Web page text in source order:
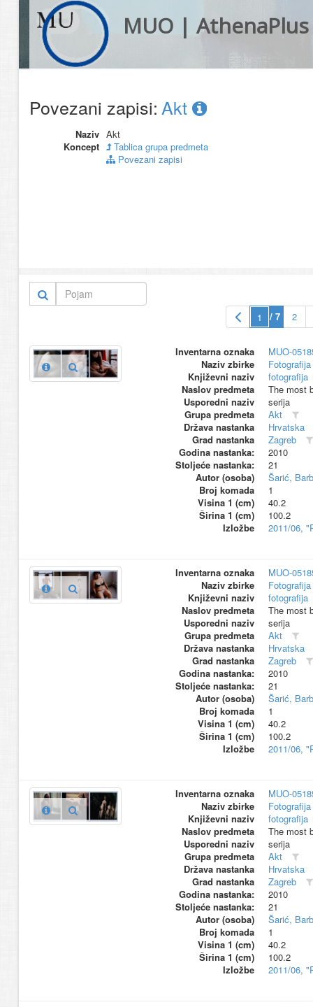
MUO | AthenaPlus
Povezani zapisi: Akt
Naziv Akt
Koncept
Tablica grupa predmeta
Povezani zapisi
/ 7 2
Inventarna oznaka
MUO-
Naziv zbirke
Književni naziv
fotografija
Naslov predmeta
The most
Usporedni naziv
serija
Grupa predmeta
Akt
Država nastanka
Hrvatska
Grad nastanka
Zagreb
Godina nastanka:
2010
Stoljeće nastanka:
21
Autor (osoba)
Šarić,
Broj komada
1
Visina 1 (cm)
40.2
Širina 1 (cm)
100.2
Izložbe
2011/06,
Inventarna oznaka
MUO-
Naziv zbirke
Književni naziv
fotografija
Naslov predmeta
The most
Usporedni naziv
serija
Grupa predmeta
Akt
Država nastanka
Hrvatska
Grad nastanka
Zagreb
Godina nastanka:
2010
Stoljeće nastanka:
21
Autor (osoba)
Šarić,
Broj komada
1
Visina 1 (cm)
40.2
Širina 1 (cm)
100.2
Izložbe
2011/06,
Inventarna oznaka
MUO-
Naziv zbirke
Književni naziv
fotografija
Naslov predmeta
The most
Usporedni naziv
serija
Grupa predmeta
Akt
Država nastanka
Hrvatska
Grad nastanka
Zagreb
Godina nastanka:
2010
Stoljeće nastanka:
21
Autor (osoba)
Šarić,
Broj komada
1
Visina 1 (cm)
40.2
Širina 1 (cm)
100.2
Izložbe
2011/06,